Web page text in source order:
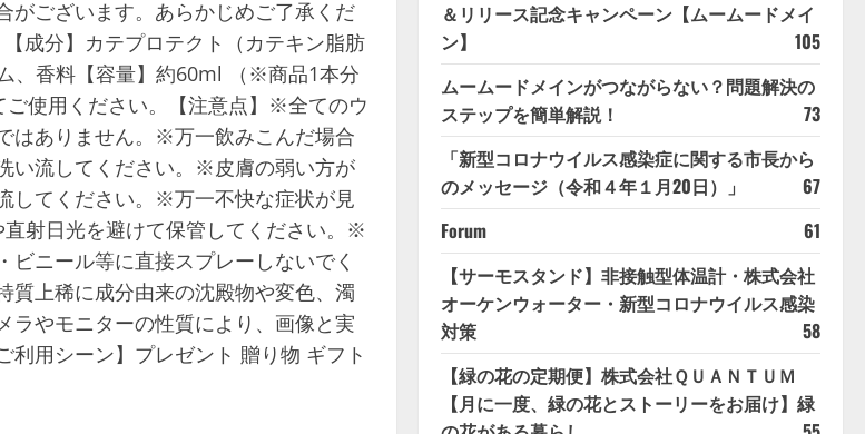
がございます。あらかじめご了承くだ
成分】カテプロテクト（カテキン脂肪
、香料【容量】約60ml （※商品1本分
使用ください。【注意点】※全てのウ
はありません。※万一飲みこんだ場合
い流してください。※皮膚の弱い方が
してください。※万一不快な症状が見
射日光を避けて保管してください。※
ニール等に直接スプレーしないでく
上稀に成分由来の沈殿物や変色、濁
やモニターの性質により、画像と実
用シーン】プレゼント 贈り物 ギフト
＆リリース記念キャンペーン【ムームードメイ
ン】
105
ムームードメインがつながらない？問題解決の
ステップを簡単解説！
73
「新型コロナウイルス感染症に関する市長から
のメッセージ（令和４年１月20日）」
67
Forum
61
【サーモスタンド】非接触型体温計・株式会社
オーケンウォーター・新型コロナウイルス感染
対策
58
【緑の花の定期便】株式会社ＱＵＡＮＴＵＭ
【月に一度、緑の花とストーリーをお届け】緑